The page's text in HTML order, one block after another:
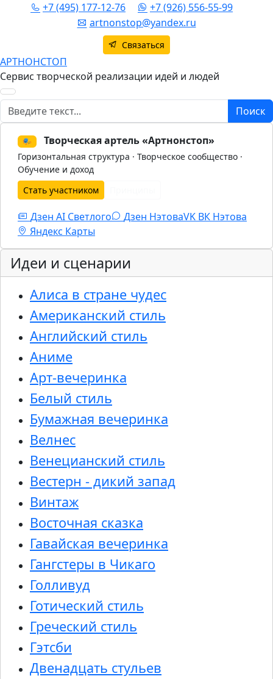
+7 (495) 177-12-76
+7 (926) 556-55-99
artnonstop@yandex.ru
Связаться
АРТНОНСТОП
Сервис творческой реализации идей и людей
Поиск Поиск
🎭 Творческая артель «Артнонстоп»
Горизонтальная структура · Творческое сообщество ·
Обучение и доход
Стать участником
Дзен AI Светлого Дзен НэтоваVK ВК Нэтова
Яндекс Карты
Идеи и сценарии
Алиса в стране чудес
Американский стиль
Английский стиль
Аниме
Арт-вечеринка
Белый стиль
Бумажная вечеринка
Велнес
Венецианский стиль
Вестерн - дикий запад
Винтаж
Восточная сказка
Гавайская вечеринка
Гангстеры в Чикаго
Голливуд
Готический стиль
Греческий стиль
Гэтсби
Двенадцать стульев